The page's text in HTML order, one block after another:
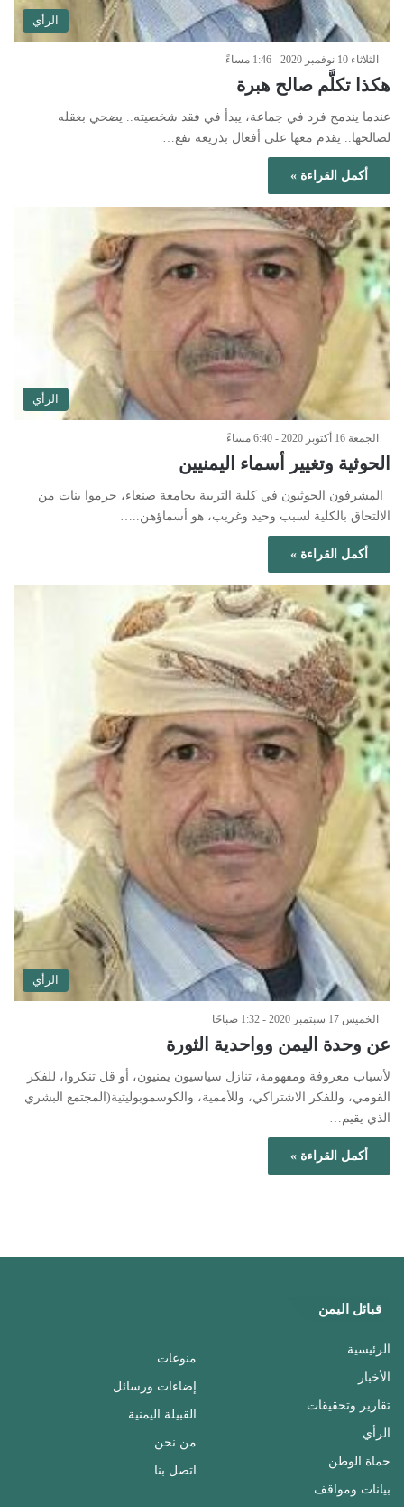
الرأي
الثلاثاء 10 نوفمبر 2020 - 1:46 مساءً
هكذا تكلَّم صالح هبرة
عندما يندمج فرد في جماعة، يبدأ في فقد شخصيته.. يضحي بعقله
لصالحها.. يقدم معها على أفعال بذريعة نفع…
أكمل القراءة »
الرأي
الجمعة 16 أكتوبر 2020 - 6:40 مساءً
الحوثية وتغيير أسماء اليمنيين
المشرفون الحوثيون في كلية التربية بجامعة صنعاء، حرموا بنات من
الالتحاق بالكلية لسبب وحيد وغريب، هو أسماؤهن..…
أكمل القراءة »
الرأي
الخميس 17 سبتمبر 2020 - 1:32 صباحًا
عن وحدة اليمن وواحدية الثورة
لأسباب معروفة ومفهومة، تنازل سياسيون يمنيون، أو قل تنكروا، للفكر
القومي، وللفكر الاشتراكي، وللأممية، والكوسموبوليتية(المجتمع البشري
الذي يقيم…
أكمل القراءة »
قبائل اليمن
الرئيسية
الأخبار
تقارير وتحقيقات
الرأي
حماة الوطن
بيانات ومواقف
منوعات
إضاءات ورسائل
القبيلة اليمنية
من نحن
اتصل بنا